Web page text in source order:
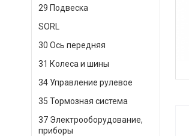
29 Подвеска
SORL
30 Ось передняя
31 Колеса и шины
34 Управление рулевое
35 Тормозная система
37 Электрооборудование,
приборы